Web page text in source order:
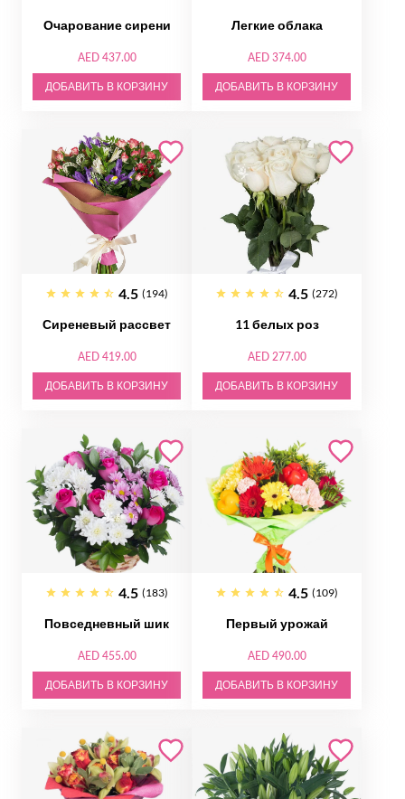
Очарование сирени
AED 437.00
ДОБАВИТЬ В КОРЗИНУ
Легкие облака
AED 374.00
ДОБАВИТЬ В КОРЗИНУ
4.5 (194)
Сиреневый рассвет
AED 419.00
ДОБАВИТЬ В КОРЗИНУ
4.5 (272)
11 белых роз
AED 277.00
ДОБАВИТЬ В КОРЗИНУ
4.5 (183)
Повседневный шик
AED 455.00
ДОБАВИТЬ В КОРЗИНУ
4.5 (109)
Первый урожай
AED 490.00
ДОБАВИТЬ В КОРЗИНУ